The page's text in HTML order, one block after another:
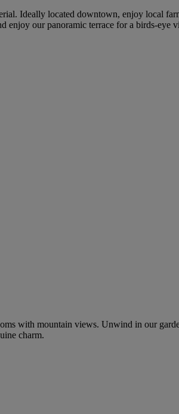
Ideally located downtown, enjoy local
enjoy our panoramic terrace for a birds-eye
with mountain views. Unwind in our
charm.